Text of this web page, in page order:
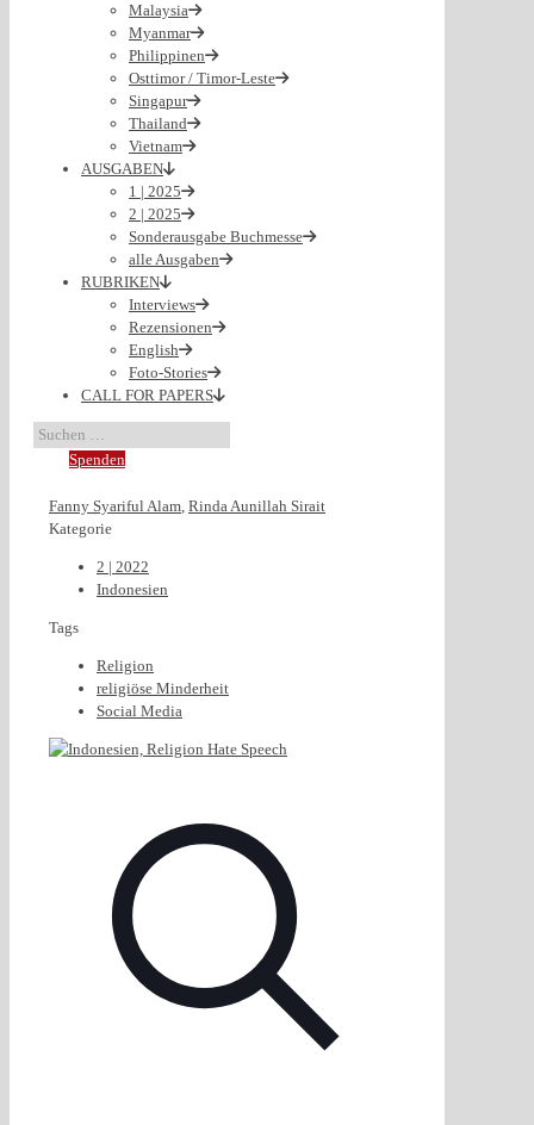
Malaysia
Myanmar
Philippinen
Osttimor / Timor-Leste
Singapur
Thailand
Vietnam
AUSGABEN
1 | 2025
2 | 2025
Sonderausgabe Buchmesse
alle Ausgaben
RUBRIKEN
Interviews
Rezensionen
English
Foto-Stories
CALL FOR PAPERS
Spenden
Fanny Syariful Alam, Rinda Aunillah Sirait
Kategorie
2 | 2022
Indonesien
Tags
Religion
religiöse Minderheit
Social Media